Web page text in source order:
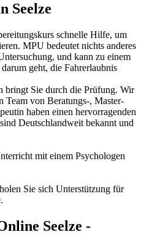
Seelze
schnelle Hilfe, um
MPU bedeutet nichts anderes
und kann zu einem
geht, die Fahrerlaubnis
bringt Sie durch die Prüfung. Wir
Team von Beratungs-, Master-
haben einen hervorragenden
Deutschlandweit bekannt und
mit einem Psychologen
Sie sich Unterstützung für
Seelze -